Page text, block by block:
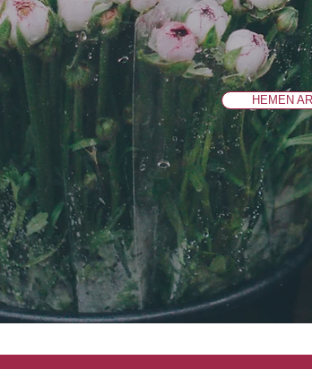
HEMEN